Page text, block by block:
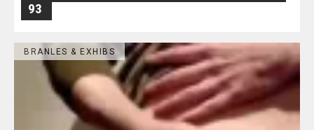
93
BRANLES & EXHIBS